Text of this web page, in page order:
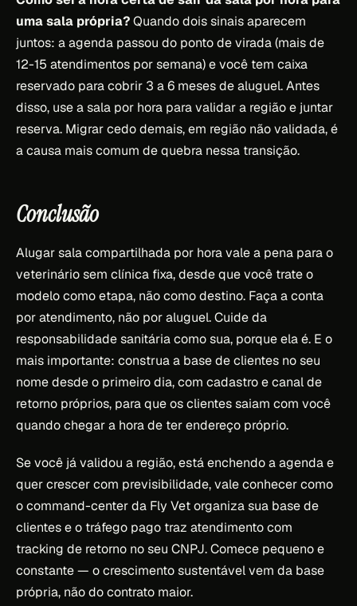
uma sala própria?Quando dois sinais aparecem
juntos: a agenda passou do ponto de virada (mais de
12-15 atendimentos por semana) e você tem caixa
reservado para cobrir 3 a 6 meses de aluguel. Antes
disso, use a sala por hora para validar a região e juntar
reserva. Migrar cedo demais, em região não validada, é
a causa mais comum de quebra nessa transição.
Conclusão
Alugar sala compartilhada por hora vale a pena para o
veterinário sem clínica fixa, desde que você trate o
modelo como etapa, não como destino. Faça a conta
por atendimento, não por aluguel. Cuide da
responsabilidade sanitária como sua, porque ela é. E o
mais importante: construa a base de clientes no seu
nome desde o primeiro dia, com cadastro e canal de
retorno próprios, para que os clientes saiam com você
quando chegar a hora de ter endereço próprio.
Se você já validou a região, está enchendo a agenda e
quer crescer com previsibilidade, vale conhecer como
o command-center da Fly Vet organiza sua base de
clientes e o tráfego pago traz atendimento com
tracking de retorno no seu CNPJ. Comece pequeno e
constante — o crescimento sustentável vem da base
própria, não do contrato maior.